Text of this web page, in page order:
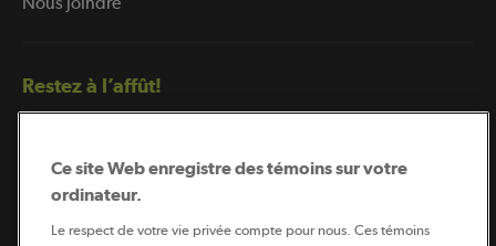
Restez à l’affût!
Ce site Web enregistre des témoins sur votre
ordinateur.
Le respect de votre vie privée compte pour nous. Ces témoins